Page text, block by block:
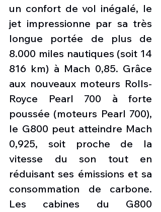
un confort de vol inégalé, le
jet impressionne par sa très
longue portée de plus de
8.000 miles nautiques (soit 14
816 km) à Mach 0,85. Grâce
aux nouveaux moteurs Rolls-
Royce Pearl 700 à forte
poussée (moteurs Pearl 700),
le G800 peut atteindre Mach
0,925, soit proche de la
vitesse du son tout en
réduisant ses émissions et sa
consommation de carbone.
Les cabines du G800